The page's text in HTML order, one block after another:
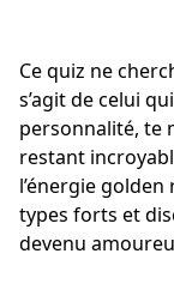
Ce quiz ne
s’agit de celui
personnalité, te
restant
l’énergie golden
types forts et
devenu